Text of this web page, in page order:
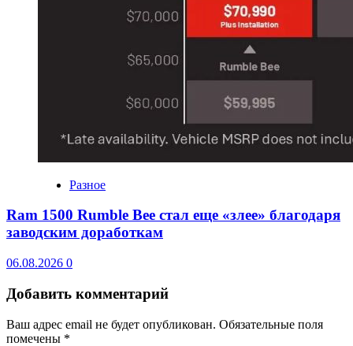
Разное
Ram 1500 Rumble Bee стал еще «злее» благодаря
заводским доработкам
06.08.2026 0
Добавить комментарий
Ваш адрес email не будет опубликован. Обязательные поля
помечены *